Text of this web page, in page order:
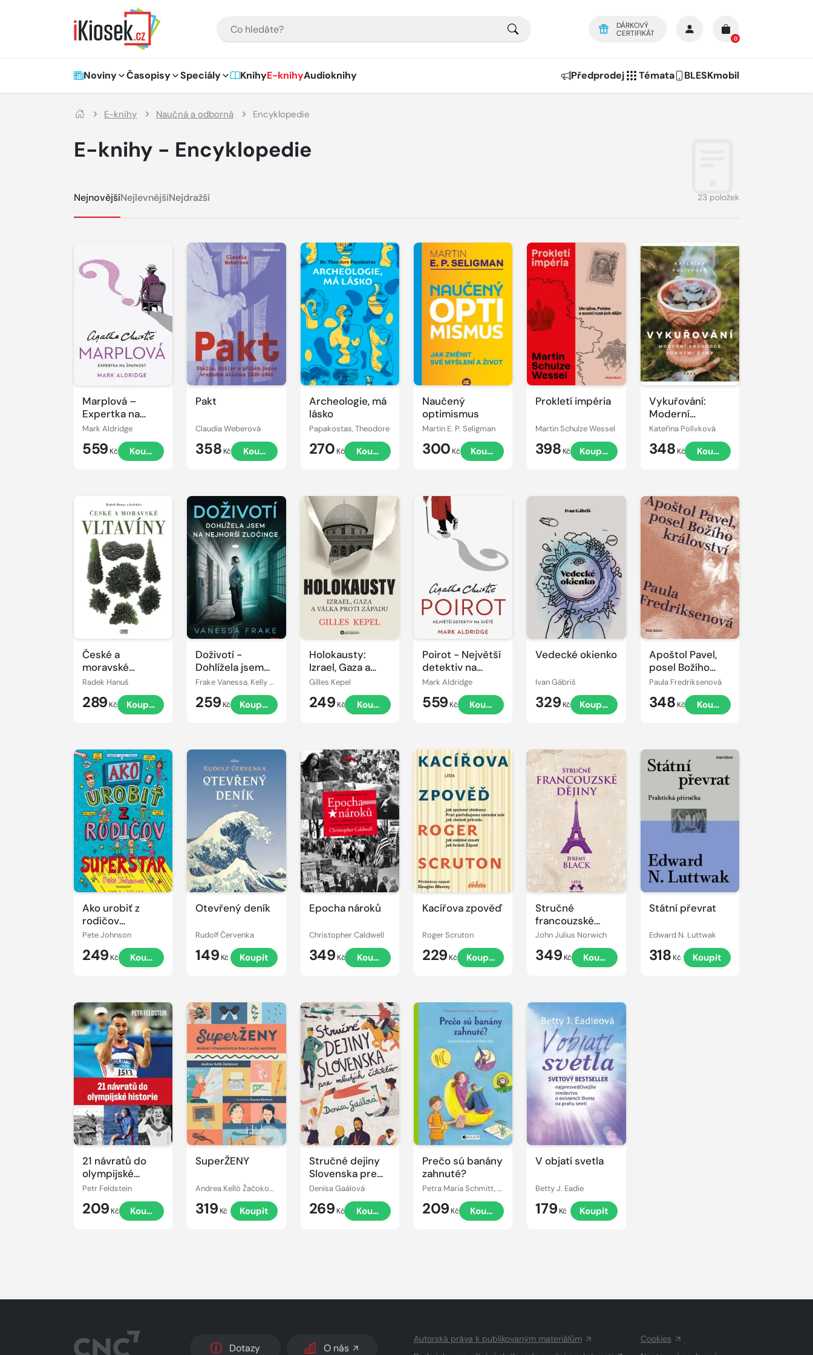
DÁRKOVÝ
CERTIFIKÁT
0
Hlavní navigace
Noviny Časopisy Speciály KnihyE-knihyAudioknihy Předprodej Témata BLESKmobil
E-knihy Naučná a odborná Encyklopedie
E-knihy - Encyklopedie
NejnovějšíNejlevnějšíNejdražší 23 položek
Marplová –
Expertka na
špatnost
Mark Aldridge
559 Kč Koupit
Pakt
Claudia Weberová
358 Kč Koupit
Archeologie, má
lásko
Papakostas, Theodore
270 Kč Koupit
Naučený
optimismus
Martin E. P. Seligman
300 Kč Koupit
Prokletí impéria
Martin Schulze Wessel
398 Kč Koupit
Vykuřování:
Moderní
průvodce
vonnými dýmy
Kateřina Polívková
348 Kč Koupit
České a
moravské
vltavíny
Radek Hanuš
289 Kč Koupit
Doživotí -
Dohlížela jsem
na nejhorší
Frake Vanessa, Kelly Ruth
259 Kč Koupit
Holokausty:
Izrael, Gaza a
válka proti
Gilles Kepel
249 Kč Koupit
Poirot - Největší
detektiv na
světě
Mark Aldridge
559 Kč Koupit
Vedecké okienko
Ivan Gábriš
329 Kč Koupit
Apoštol Pavel,
posel Božího
království
Paula Fredriksenová
348 Kč Koupit
Ako urobiť z
rodičov
superstar
Pete Johnson
249 Kč Koupit
Otevřený deník
Rudolf Červenka
149 Kč Koupit
Epocha nároků
Christopher Caldwell
349 Kč Koupit
Kacířova zpověď
Roger Scruton
229 Kč Koupit
Stručné
francouzské
dějiny
John Julius Norwich
349 Kč Koupit
Státní převrat
Edward N. Luttwak
318 Kč Koupit
21 návratů do
olympijské
historie
Petr Feldstein
209 Kč Koupit
SuperŽENY
Andrea Kellö Žačoková
319 Kč Koupit
Stručné dejiny
Slovenska pre
mladých
čitateľov
Denisa Gaálová
269 Kč Koupit
Prečo sú banány
zahnuté?
Petra Maria Schmitt, Christian Dreller
209 Kč Koupit
V objatí svetla
Betty J. Eadie
179 Kč Koupit
Dotazy O nás
Autorská práva k publikovaným materiálům
Cookies